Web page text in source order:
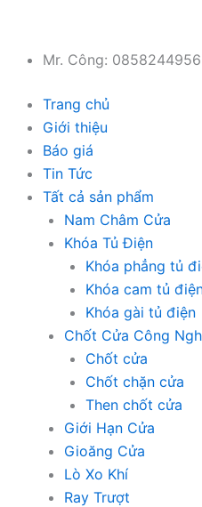
Mr. Công:
Trang chủ
Giới thiệu
Báo giá
Tin Tức
Tất cả sản phẩm
Nam Châm Cửa
Khóa Tủ Điện
Khóa phẳng tủ
Khóa cam tủ
Khóa gài tủ điện
Chốt Cửa Công
Chốt cửa
Chốt chặn cửa
Then chốt cửa
Giới Hạn Cửa
Gioăng Cửa
Lò Xo Khí
Ray Trượt